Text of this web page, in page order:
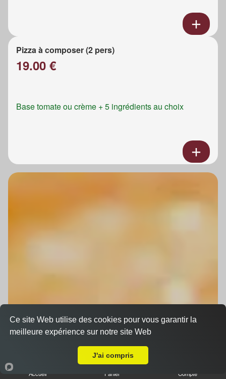
Pizza à composer (2 pers)
19.00 €
Base tomate ou crème + 5 ingrédients au choix
Accueil Panier Compte
Ce site Web utilise des cookies pour vous garantir la
meilleure expérience sur notre site Web
J'ai compris